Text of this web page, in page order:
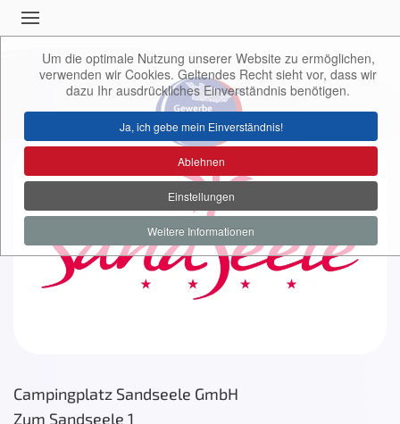
Campingplatz Sandseele GmbH
Zum Sandseele 1
Um die optimale Nutzung unserer Website zu ermöglichen,
verwenden wir Cookies. Geltendes Recht sieht vor, dass wir
dazu Ihr ausdrückliches Einverständnis benötigen.
Ja, ich gebe mein Einverständnis!
Ablehnen
Einstellungen
Weitere Informationen